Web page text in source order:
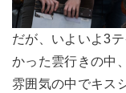
だが、いよいよ3
かった雲行きの中
雰囲気の中でキス